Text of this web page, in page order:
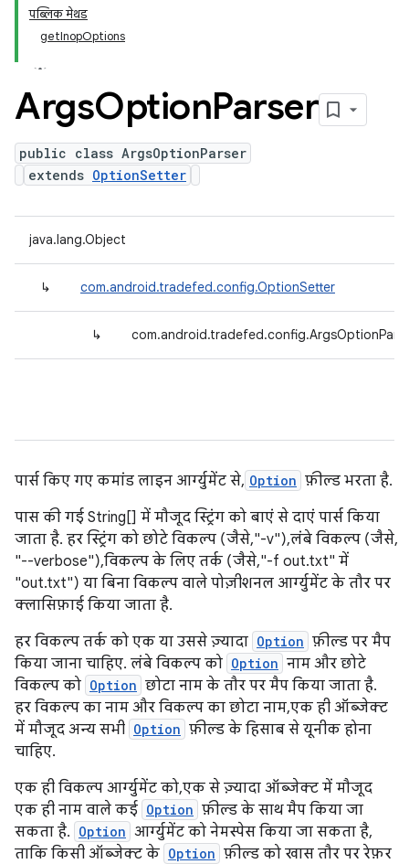
पब्लिक मेथड
getInopOptions
ArgsOptionParser
public class ArgsOptionParser
extends OptionSetter
java.lang.Object
↳ com.android.tradefed.config.OptionSetter
↳
पार्स किए गए कमांड लाइन आर्ग्युमेंट से, Option फ़ील्ड भरता है.
पास की गई String[] में मौजूद स्ट्रिंग को बाएं से दाएं पार्स किया
जाता है. हर स्ट्रिंग को छोटे विकल्प (जैसे, "-v"), लंबे विकल्प (जैसे,
"--verbose"), विकल्प के लिए तर्क (जैसे, "-f out.txt" में
"out.txt") या बिना विकल्प वाले पोज़ीशनल आर्ग्युमेंट के तौर पर
क्लासिफ़ाई किया जाता है.
हर विकल्प तर्क को एक या उससे ज़्यादा Option फ़ील्ड पर मैप
किया जाना चाहिए. लंबे विकल्प को Option नाम और छोटे
विकल्प को Option छोटा नाम के तौर पर मैप किया जाता है.
हर विकल्प का नाम और विकल्प का छोटा नाम, एक ही ऑब्जेक्ट
में मौजूद अन्य सभी Option फ़ील्ड के हिसाब से यूनीक होना
चाहिए.
एक ही विकल्प आर्ग्युमेंट को, एक से ज़्यादा ऑब्जेक्ट में मौजूद
एक ही नाम वाले कई Option फ़ील्ड के साथ मैप किया जा
सकता है. Option आर्ग्युमेंट को नेमस्पेस किया जा सकता है,
ताकि किसी ऑब्जेक्ट के Option फ़ील्ड को खास तौर पर रेफ़र